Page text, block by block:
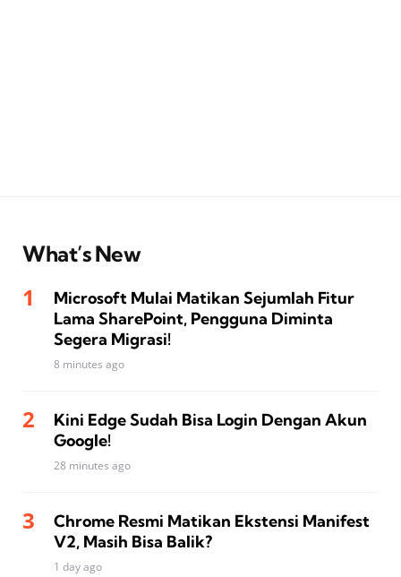
What’s New
Microsoft Mulai Matikan Sejumlah Fitur
Lama SharePoint, Pengguna Diminta
Segera Migrasi!
8 minutes ago
Kini Edge Sudah Bisa Login Dengan Akun
Google!
28 minutes ago
Chrome Resmi Matikan Ekstensi Manifest
V2, Masih Bisa Balik?
1 day ago